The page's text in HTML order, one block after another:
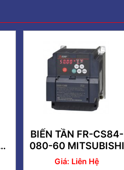
BIẾN TẦN FR-CS84-
080-60 MITSUBISHI
Giá: Liên Hệ